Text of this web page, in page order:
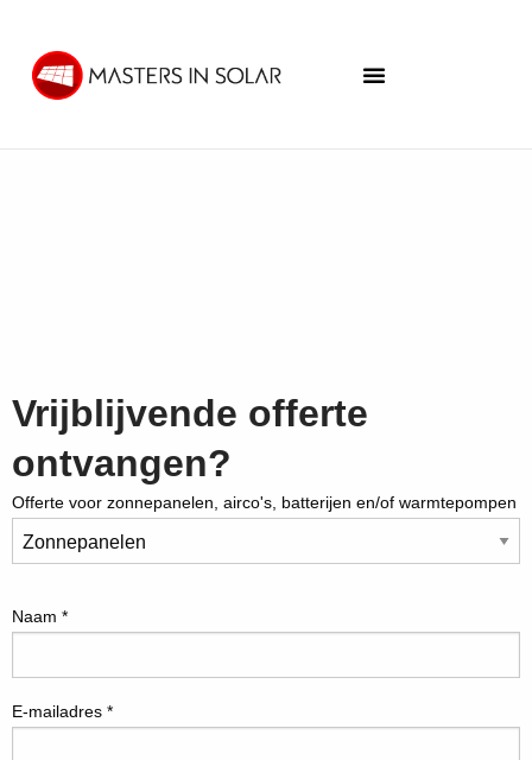
Vrijblijvende offerte
ontvangen?
Offerte voor zonnepanelen, airco's, batterijen en/of warmtepompen
Naam *
E-mailadres *